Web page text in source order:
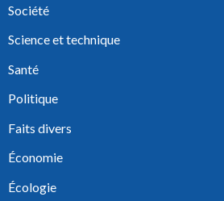
Société
Science et technique
Santé
Politique
Faits divers
Économie
Écologie